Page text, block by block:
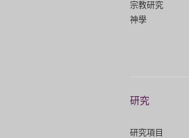
宗教研究
神學
研究
研究項目